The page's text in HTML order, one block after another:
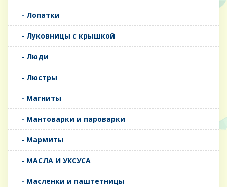
- Лопатки
- Луковницы с крышкой
- Люди
- Люстры
- Магниты
- Мантоварки и пароварки
- Мармиты
- МАСЛА И УКСУСА
- Масленки и паштетницы